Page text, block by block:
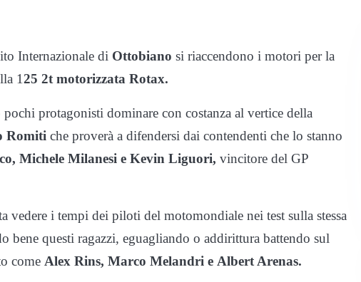
Internazionale di Ottobiano si riaccendono i motori per la
125 2t motorizzata Rotax.
protagonisti dominare con costanza al vertice della
Romiti che proverà a difendersi dai contendenti che lo stanno
Michele Milanesi e Kevin Liguori, vincitore del GP
vedere i tempi dei piloti del motomondiale nei test sulla stessa
bene questi ragazzi, eguagliando o addirittura battendo sul
come Alex Rins, Marco Melandri e Albert Arenas.